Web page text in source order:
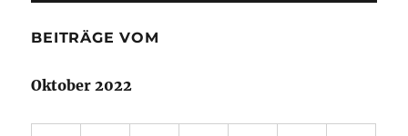
BEITRÄGE VOM
Oktober 2022